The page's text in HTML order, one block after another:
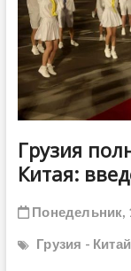
Грузия
Китая:
Понедельник,
Грузия - Китай